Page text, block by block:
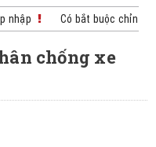
Có bắt buộc chỉnh lý
chống xe